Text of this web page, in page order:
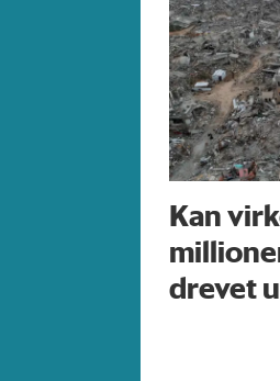
Kan
drevet